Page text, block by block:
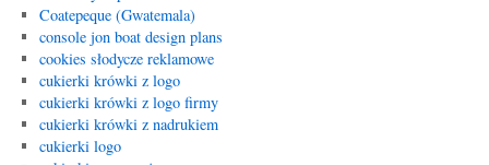
Coatepeque (Gwatemala)
console jon boat design plans
cookies słodycze reklamowe
cukierki krówki z logo
cukierki krówki z logo firmy
cukierki krówki z nadrukiem
cukierki logo